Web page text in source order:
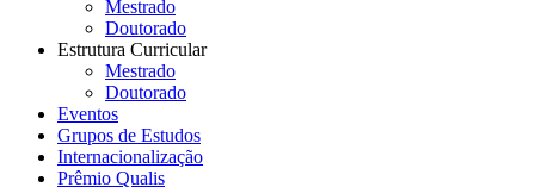
Mestrado
Doutorado
Estrutura Curricular
Mestrado
Doutorado
Eventos
Grupos de Estudos
Internacionalização
Prêmio Qualis